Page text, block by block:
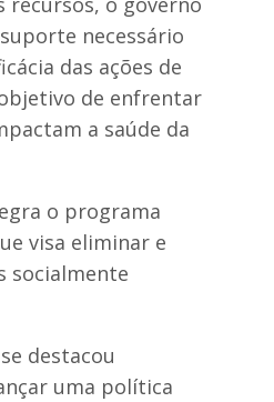
necessário
das ações de
de enfrentar
a saúde da
o programa
visa eliminar e
socialmente
destacou
uma política